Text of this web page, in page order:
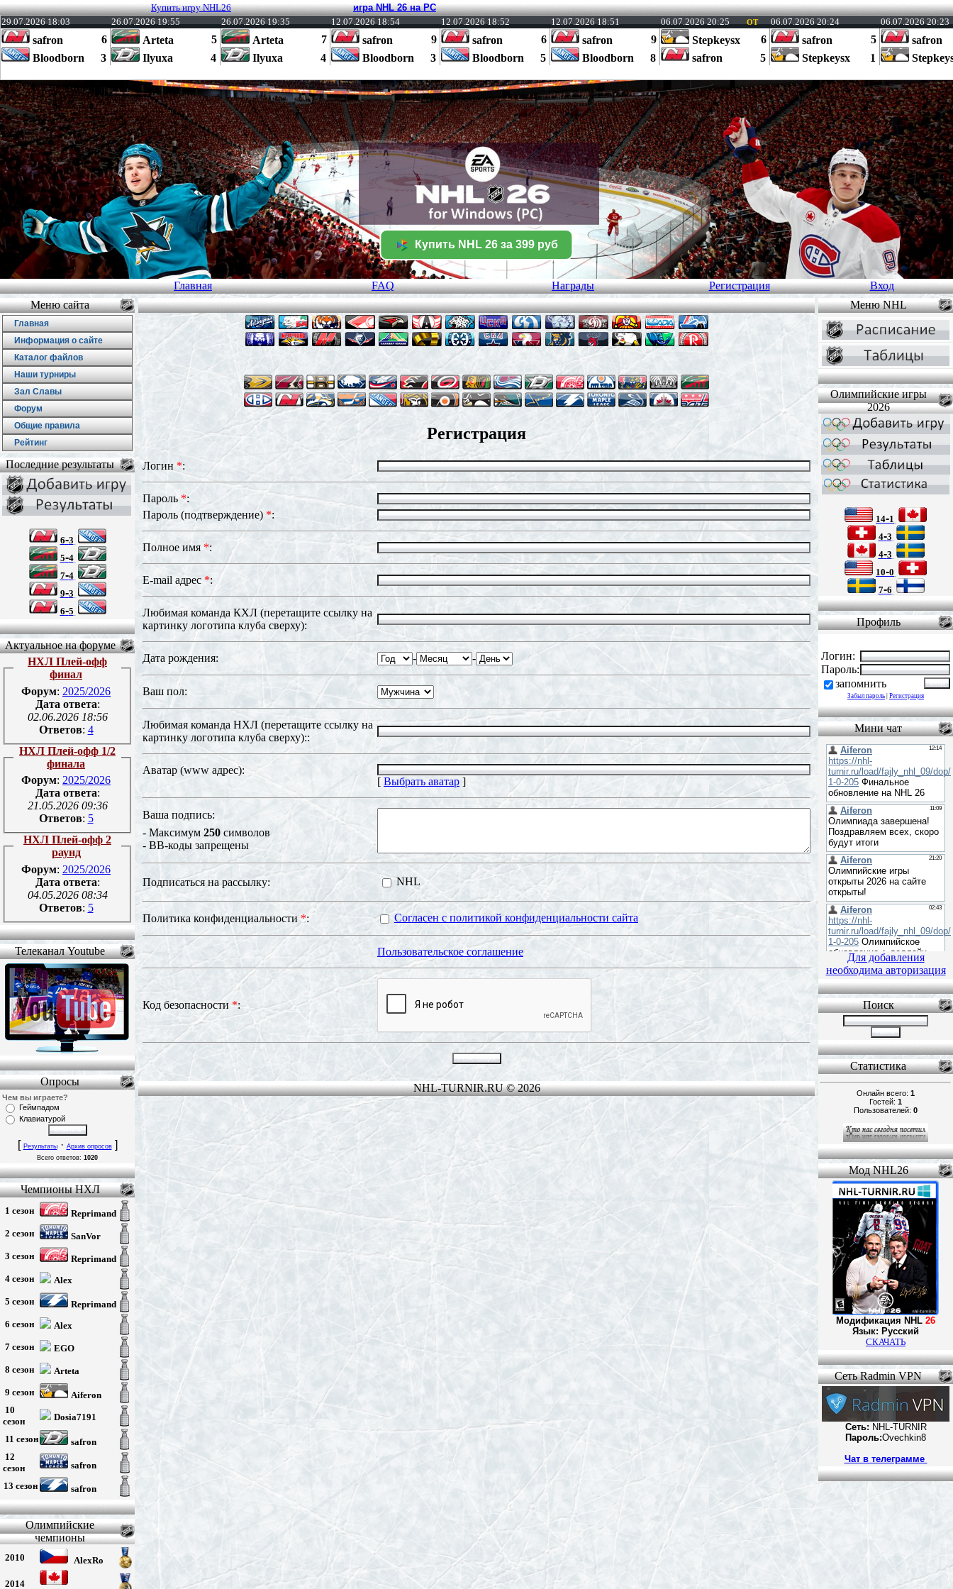
Купить игру NHL26
игра NHL 26 на PC
29.07.2026 18:03
safron
Bloodborn
6
3
26.07.2026 19:55
Arteta
Ilyuxa
5
4
26.07.2026 19:35
Arteta
Ilyuxa
7
4
12.07.2026 18:54
safron
Bloodborn
9
3
12.07.2026 18:52
safron
Bloodborn
6
5
12.07.2026 18:51
safron
Bloodborn
9
8
06.07.2026 20:25 ОТ
Stepkeysx
safron
6
5
06.07.2026 20:24
safron
Stepkeysx
5
1
06.07.2026
safron
Купить NHL 26 за 399 руб
Главная FAQ Награды Регистрация
Вход
Меню сайта
Главная
Информация о сайте
Каталог файлов
Наши турниры
Зал Славы
Форум
Общие правила
Рейтинг
Последние результаты
6-3
5-4
7-4
9-3
6-5
Актуальное на форуме
НХЛ Плей-офф
финал
Форум: 2025/2026
Дата ответа:
02.06.2026 18:56
Ответов: 4
НХЛ Плей-офф 1/2
финала
Форум: 2025/2026
Дата ответа:
21.05.2026 09:36
Ответов: 5
НХЛ Плей-офф 2
раунд
Форум: 2025/2026
Дата ответа:
04.05.2026 08:34
Ответов: 5
Телеканал Youtube
Опросы
Чем вы играете?
Геймпадом
Клавиатурой
[ Результаты· Архив опросов]
Всего ответов: 1020
Чемпионы НХЛ
1 сезон
Reprimand
2 сезон
SanVor
3 сезон
Reprimand
4 сезон
Alex
5 сезон
Reprimand
6 сезон
Alex
7 сезон
EGO
8 сезон
Arteta
9 сезон
Aiferon
10
сезон
Dosia7191
11 сезон
safron
12
сезон
safron
13 сезон
safron
Олимпийские
чемпионы
2010 AlexRo
2014
Регистрация
Логин *:
Пароль *:
Пароль (подтверждение) *:
Полное имя *:
E-mail адрес *:
Любимая команда КХЛ (перетащите ссылку на
картинку логотипа клуба сверху):
Дата рождения: - -
Ваш пол:
Любимая команда НХЛ (перетащите ссылку на
картинку логотипа клуба сверху)::
Аватар (www адрес):
[ Выбрать аватар ]
Ваша подпись:
- Максимум 250 символов
- BB-коды запрещены
Подписаться на рассылку: NHL
Политика конфиденциальности*: Согласен с политикой конфиденциальности сайта
Пользовательское соглашение
Код безопасности *:
NHL-TURNIR.RU © 2026
Меню NHL
Олимпийские игры
2026
14-1
4-3
4-3
10-0
7-6
Профиль
Логин:
Пароль:
запомнить
Забыл пароль Регистрация
Мини чат
Для добавления
необходима авторизация
Поиск
Статистика
Онлайн всего: 1
Гостей: 1
Пользователей: 0
Мод NHL26
Модификация NHL 26
Язык: Русский
СКАЧАТЬ
Сеть Radmin VPN
Cеть: NHL-TURNIR
Пароль:Ovechkin8
Чат в телеграмме